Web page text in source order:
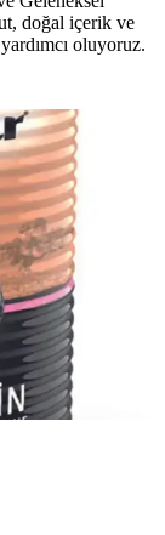
doğal içerik ve
oluyoruz.